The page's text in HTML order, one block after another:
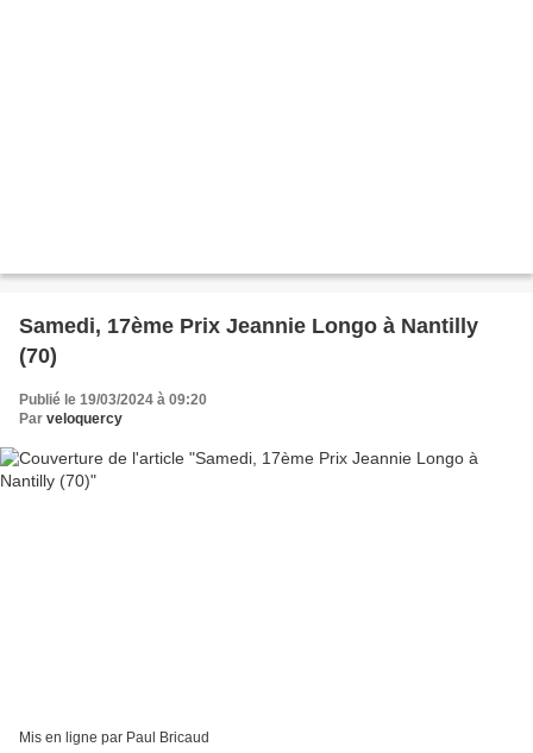
Samedi, 17ème Prix Jeannie Longo à Nantilly
(70)
Publié le 19/03/2024 à 09:20
Par veloquercy
Mis en ligne par Paul Bricaud